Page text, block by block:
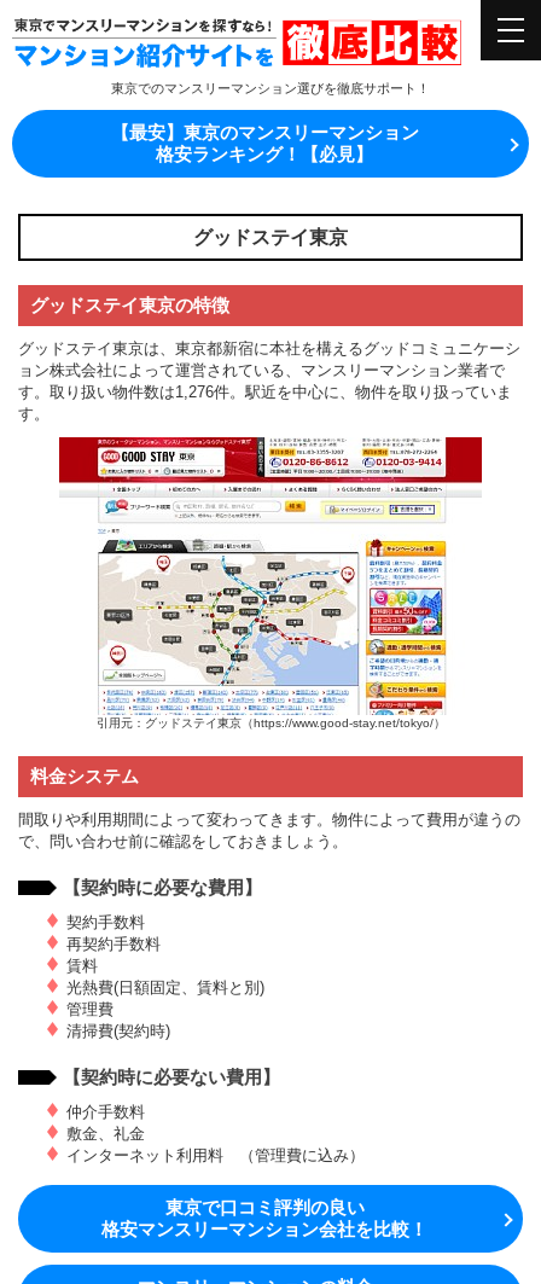
東京でのマンスリーマンション選びを徹底サポート！
【最安】東京のマンスリーマンション
格安ランキング！【必見】
グッドステイ東京
グッドステイ東京の特徴
グッドステイ東京は、東京都新宿に本社を構えるグッドコミュニケーシ
ョン株式会社によって運営されている、マンスリーマンション業者で
す。取り扱い物件数は1,276件。駅近を中心に、物件を取り扱っていま
す。
引用元：グッドステイ東京（https://www.good-stay.net/tokyo/）
料金システム
間取りや利用期間によって変わってきます。物件によって費用が違うの
で、問い合わせ前に確認をしておきましょう。
【契約時に必要な費用】
契約手数料
再契約手数料
賃料
光熱費(日額固定、賃料と別)
管理費
清掃費(契約時)
【契約時に必要ない費用】
仲介手数料
敷金、礼金
インターネット利用料 （管理費に込み）
東京で口コミ評判の良い
格安マンスリーマンション会社を比較！